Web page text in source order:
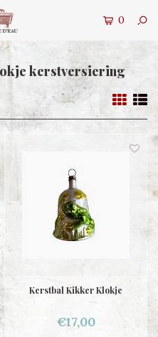
0
kerstversiering
Kerstbal Kikker Klokje
€17,00